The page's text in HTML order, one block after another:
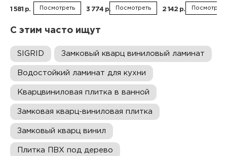
1 581 р. Посмотреть 3 774 р. Посмотреть 2 142 р. Посмотреть
С этим часто ищут
SIGRID Замковый кварц виниловый ламинат
Водостойкий ламинат для кухни
Кварцвиниловая плитка в ванной
Замковая кварц-виниловая плитка
Замковый кварц винил
Плитка ПВХ под дерево